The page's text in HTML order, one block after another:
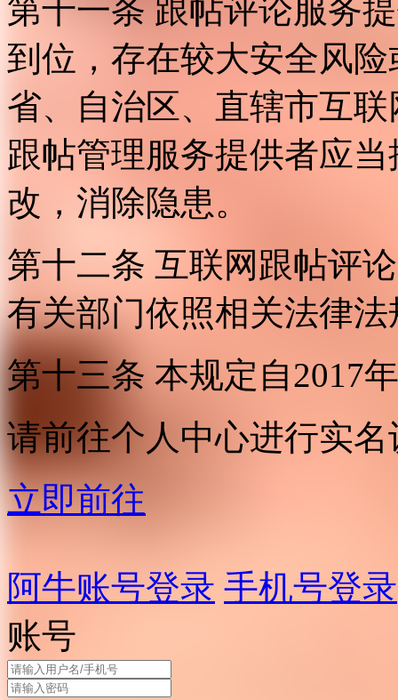
第十一条 跟帖评论服务
到位，存在较大安全风
省、自治区、直辖市互
跟帖管理服务提供者应
改，消除隐患。
第十二条 互联网跟帖评
有关部门依照相关法律
第十三条 本规定自2017
请前往个人中心进行实名
立即前往
阿牛账号登录 手机号登录
账号